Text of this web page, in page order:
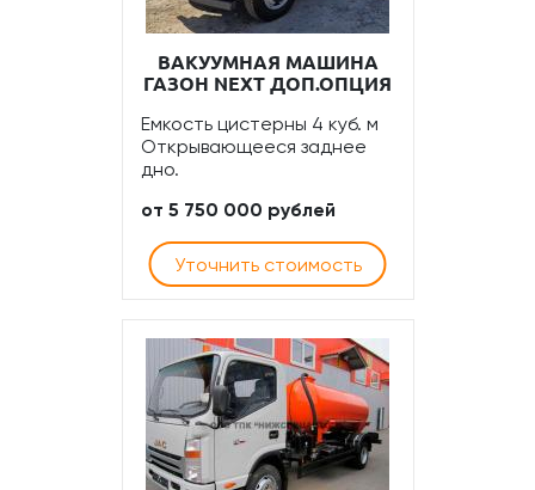
ВАКУУМНАЯ МАШИНА
ГАЗОН NEXT ДОП.ОПЦИЯ
Емкость цистерны 4 куб. м
Открывающееся заднее
дно.
от 5 750 000 рублей
Уточнить стоимость